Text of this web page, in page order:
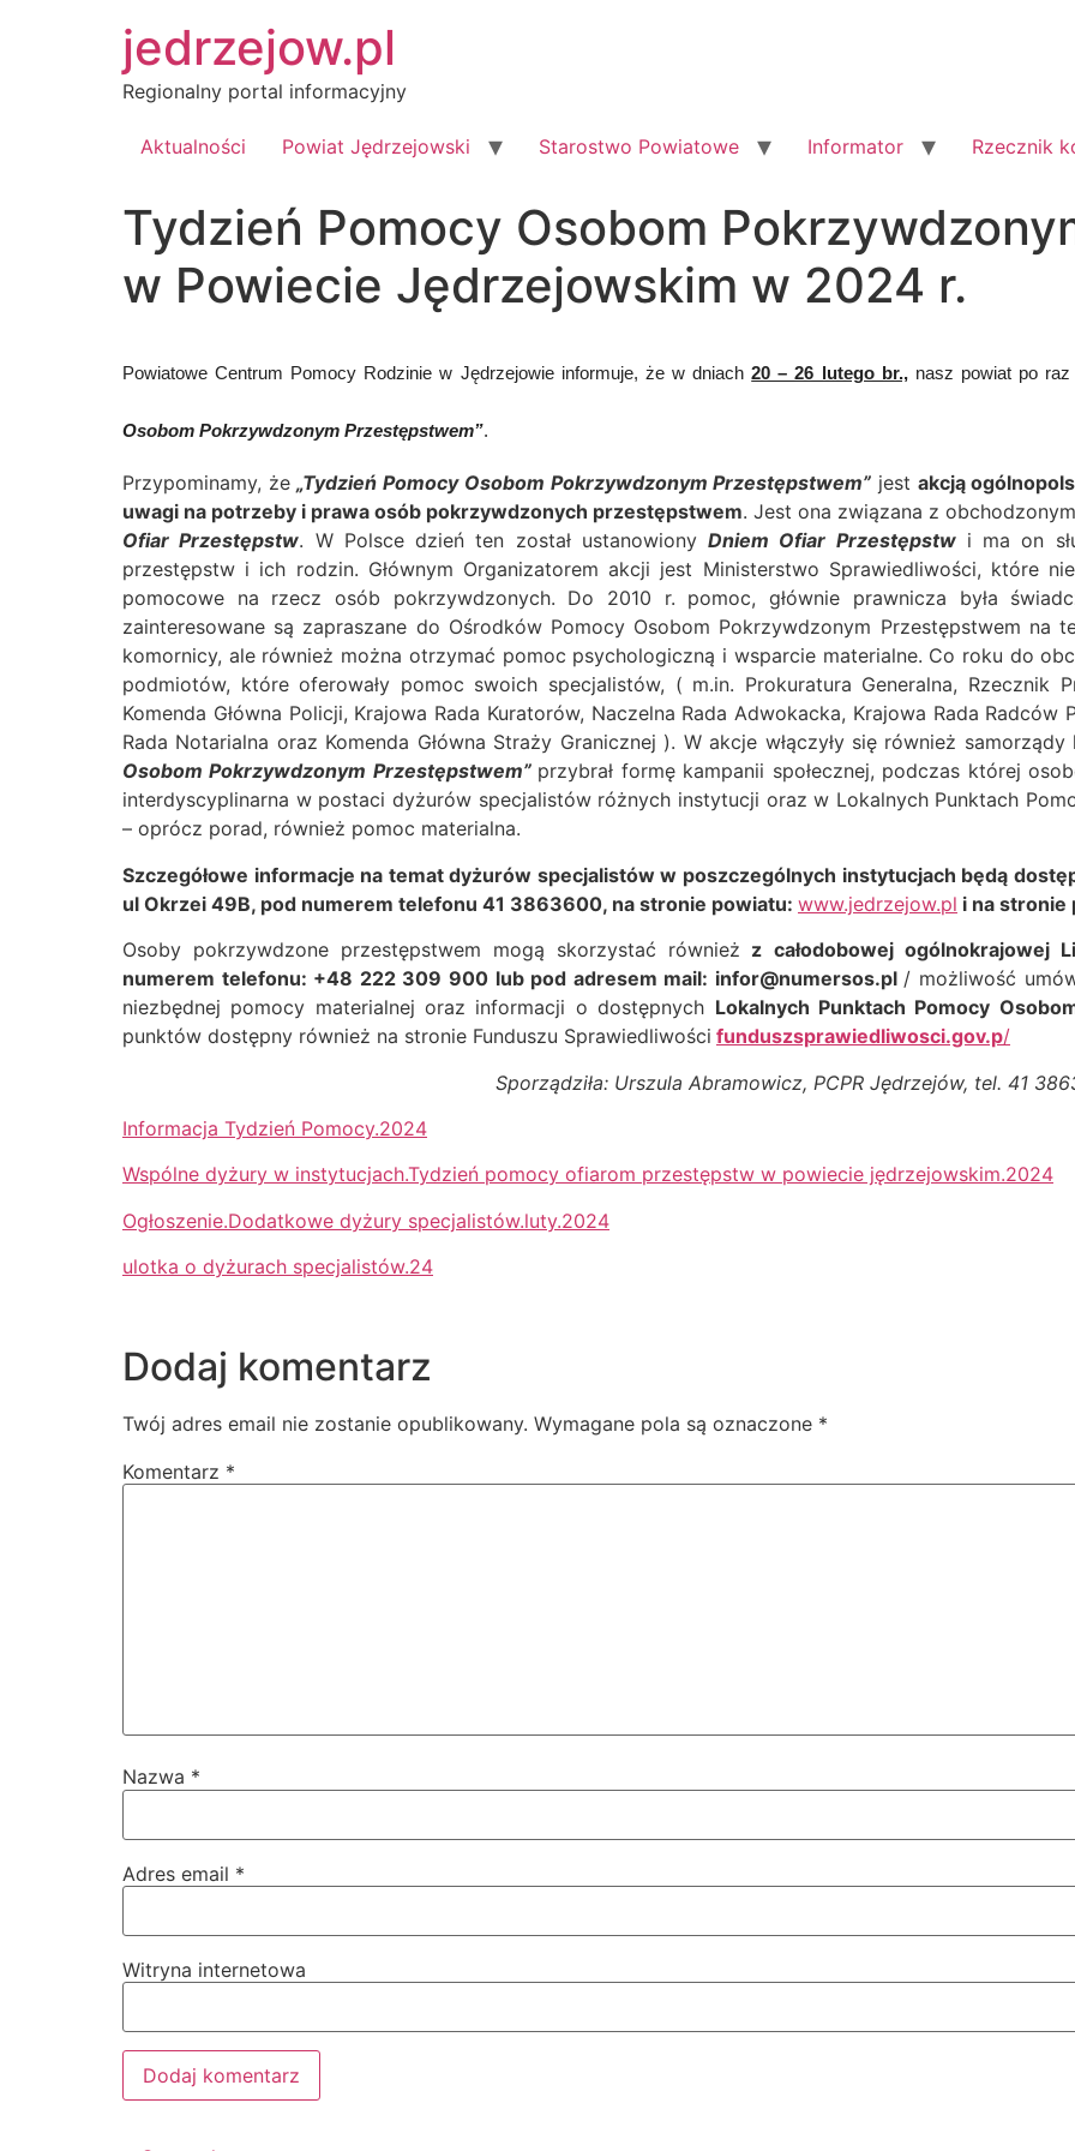
jedrzejow.pl
Regionalny portal informacyjny
Aktualności Powiat Jędrzejowski Starostwo Powiatowe Informator Rzecznik
Tydzień Pomocy Osobom
w Powiecie Jędrzejowskim w 2024 r.
Powiatowe Centrum Pomocy Rodzinie w Jędrzejowie informuje, że w dniach20 – 26 lutego br.,nasz powiat po raz
Osobom Pokrzywdzonym Przestępstwem”.
Przypominamy, że„Tydzień Pomocy Osobom Pokrzywdzonym Przestępstwem” jest akcją
uwagi na potrzeby i prawa osób pokrzywdzonych przestępstwem. Jest ona związana z obchodzonym
Ofiar Przestępstw. W Polsce dzień ten został ustanowionyDniem Ofiar Przestępstwi ma on
przestępstw i ich rodzin. Głównym Organizatorem akcji jest Ministerstwo Sprawiedliwości, które
pomocowe na rzecz osób pokrzywdzonych. Do 2010 r. pomoc, głównie prawnicza była
zainteresowane są zapraszane do Ośrodków Pomocy Osobom Pokrzywdzonym Przestępstwem na
komornicy, ale również można otrzymać pomoc psychologiczną i wsparcie materialne. Co roku do
podmiotów, które oferowały pomoc swoich specjalistów, ( m.in. Prokuratura Generalna, Rzecznik
Komenda Główna Policji, Krajowa Rada Kuratorów, Naczelna Rada Adwokacka, Krajowa Rada Radców
Rada Notarialna oraz Komenda Główna Straży Granicznej ). W akcje włączyły się również
Osobom Pokrzywdzonym Przestępstwem” przybrał formę kampanii społecznej, podczas której
interdyscyplinarna w postaci dyżurów specjalistów różnych instytucji oraz w Lokalnych Punktach
– oprócz porad, również pomoc materialna.
Szczegółowe informacje na temat dyżurów specjalistów w poszczególnych instytucjach będą
ul Okrzei 49B, pod numerem telefonu 41 3863600, na stronie powiatu: www.jedrzejow.pl i na stronie
Osoby pokrzywdzone przestępstwem mogą skorzystać również z całodobowej ogólnokrajowej
numerem telefonu: +48 222 309 900 lub pod adresem mail: infor@numersos.pl / możliwość
niezbędnej pomocy materialnej oraz informacji o dostępnych Lokalnych Punktach Pomocy
punktów dostępny również na stronie Funduszu Sprawiedliwości funduszsprawiedliwosci.gov.p/
Sporządziła: Urszula Abramowicz, PCPR Jędrzejów, tel. 41
Informacja Tydzień Pomocy.2024
Wspólne dyżury w instytucjach.Tydzień pomocy ofiarom przestępstw w powiecie jędrzejowskim.2024
Ogłoszenie.Dodatkowe dyżury specjalistów.luty.2024
ulotka o dyżurach specjalistów.24
Dodaj komentarz
Twój adres email nie zostanie opublikowany. Wymagane pola są oznaczone *
Komentarz *
Nazwa *
Adres email *
Witryna internetowa